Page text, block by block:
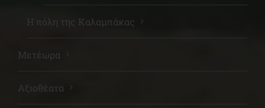
Η πόλη της Καλαμπάκας
Μετέωρα
Αξιοθέατα